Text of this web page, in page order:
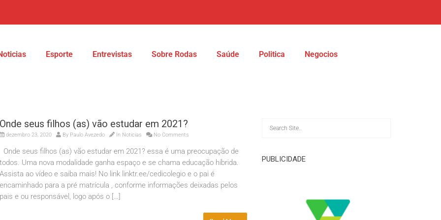
Esporte Entrevistas Sobre Rodas Saúde Politica Negocios
Onde seus filhos (as) vão estudar em 2021?
dezembro 23, 2020 By Paulo Avezedo In Noticias No Comments
Onde seus filhos (as) vão estudar em 2021? essa é uma preocupação de
todos. Uma nova modalidade ganha espaço e se chama educação híbrida.
Assista ao vídeo e saiba mais! No link linktr.ee/cedicolegio e o pai é
encaminhado para a pré matrícula , conforme informações deixadas pelos
pais e ou responsável, logo após o […]
PUBLICIDADE